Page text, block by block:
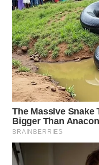
WN
BOGOR
WN
DEPOK
WN
TAPANULI
UTARA
SAMOSIR